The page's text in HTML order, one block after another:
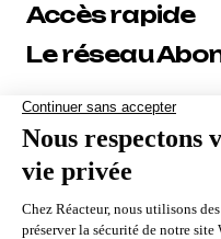
Accès rapide
Le réseau
Bénéficiez de -
abonnements
Recevoir le
Nous utilisons des